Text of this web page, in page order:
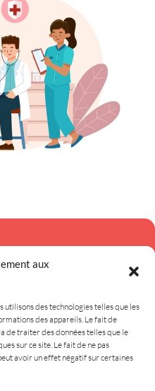
aux
des technologies telles que les
des appareils. Le fait de
de traiter des données telles que le
sur ce site. Le fait de ne pas
avoir un effet négatif sur certaines